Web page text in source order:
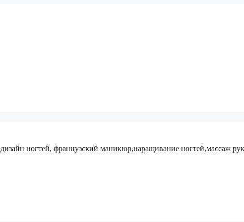
ногтей, французский маникюр,наращивание ногтей,массаж